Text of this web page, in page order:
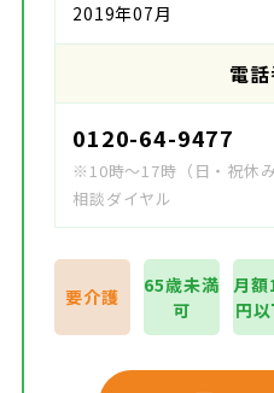
2019年07月
電
0120-64-9477
※10時～17時（日・祝休
相談ダイヤル
要介護
65歳未満
可
月
円